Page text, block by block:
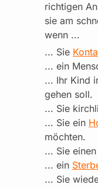
richtigen
sie am
wenn ...
... Sie
... ein
... Ihr Kind
gehen soll.
... Sie
... Sie ein
möchten.
... Sie einen
... ein
... Sie